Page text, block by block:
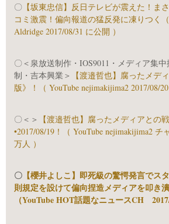
〇 【坂東忠信】反日テレビが震えた！ま
コミ激震！偏向報道の猛反発に凍りつく
Aldridge 2017/08/31 に公開 ）
〇＜泉放送制作・IOS9011・メディア集
制・吉本興業＞
【渡邉哲也】腐ったメデ
版》！（ YouTube nejimakijima2 2017/08/20
〇＜＞
【渡邉哲也】腐ったメディアとの
•2017/08/19！（ YouTube nejimakijima2
万人 ）
〇 【櫻井よしこ】即死級の驚愕発言でス
則規定を設けて偏向捏造メディアを叩き
（YouTube HOT話題なニュースCH